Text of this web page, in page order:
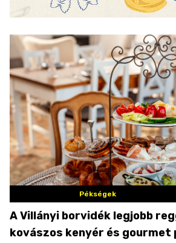
Pékségek
A Villányi borvidék legjobb
kovászos kenyér és gourmet